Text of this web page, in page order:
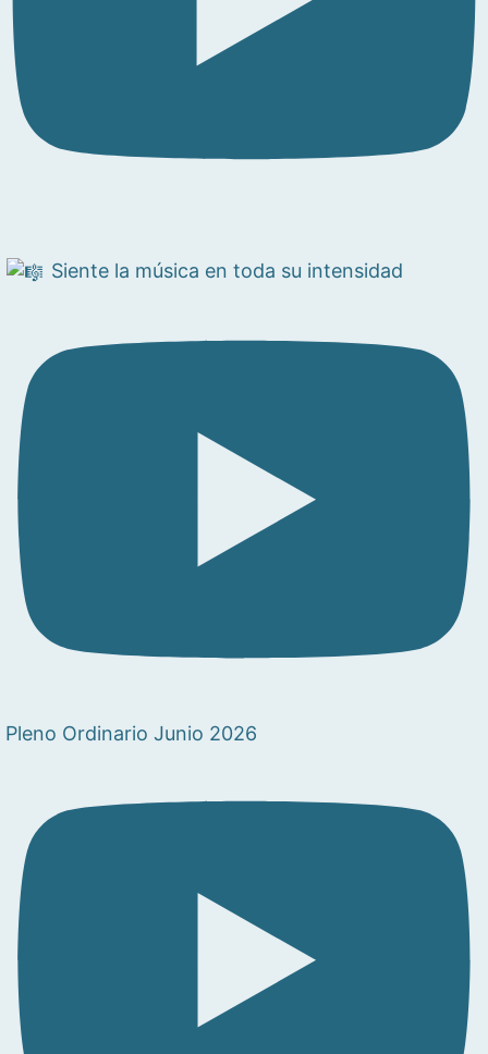
Siente la música en toda su intensidad
Pleno Ordinario Junio 2026